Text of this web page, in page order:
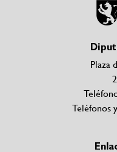
Plaza
Teléfonos